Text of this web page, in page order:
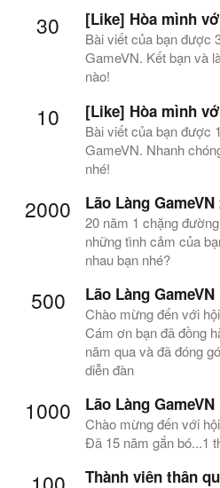
30 [Like] Hòa mình
Bài viết của bạn được
GameVN. Kết bạn và
nào!
10 [Like] Hòa mình
Bài viết của bạn được
GameVN. Nhanh
nhé!
2000 Lão Làng GameVN
20 năm 1 chặng
những tình cảm của
nhau bạn nhé?
500 Lão Làng GameVN
Chào mừng đến với
Cám ơn bạn đã đồng
năm qua và đã đóng
diễn đàn
1000 Lão Làng GameVN
Chào mừng đến với
Đã 15 năm gắn bó...1
Thành viên thân